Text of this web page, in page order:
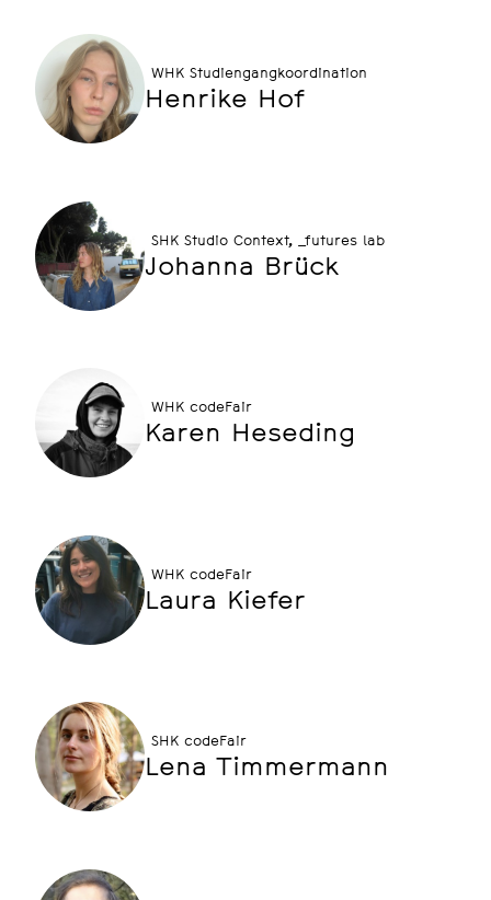
WHK Studiengangkoordination
Henrike Hof
SHK Studio Context, _futures lab
Johanna Brück
WHK codeFair
Karen Heseding
WHK codeFair
Laura Kiefer
SHK codeFair
Lena Timmermann